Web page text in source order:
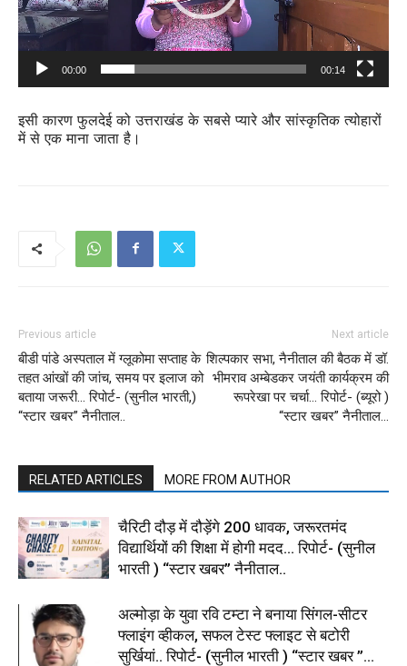
00:00 00:14
इसी कारण फुलदेई को उत्तराखंड के सबसे प्यारे और सांस्कृतिक त्योहारों
में से एक माना जाता है।
Previous article
बीडी पांडे अस्पताल में ग्लूकोमा सप्ताह के
तहत आंखों की जांच, समय पर इलाज को
बताया जरूरी… रिपोर्ट- (सुनील भारती,)
“स्टार खबर” नैनीताल..
Next article
शिल्पकार सभा, नैनीताल की बैठक में डॉ.
भीमराव अम्बेडकर जयंती कार्यक्रम की
रूपरेखा पर चर्चा… रिपोर्ट- (ब्यूरो )
“स्टार खबर” नैनीताल…
RELATED ARTICLES MORE FROM AUTHOR
चैरिटी दौड़ में दौड़ेंगे 200 धावक, जरूरतमंद
विद्यार्थियों की शिक्षा में होगी मदद… रिपोर्ट- (सुनील
भारती ) “स्टार खबर” नैनीताल..
अल्मोड़ा के युवा रवि टम्टा ने बनाया सिंगल-सीटर
फ्लाइंग व्हीकल, सफल टेस्ट फ्लाइट से बटोरी
सुर्खियां.. रिपोर्ट- (सुनील भारती ) “स्टार खबर ”...